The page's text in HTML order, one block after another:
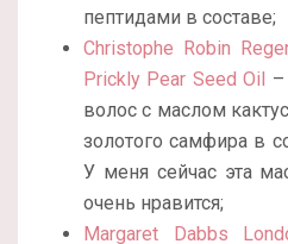
пептидами в составе;
Christophe Robin
Prickly Pear Seed Oil –
волос с маслом
золотого самфира в
У меня сейчас эта
очень нравится;
Margaret Dabbs